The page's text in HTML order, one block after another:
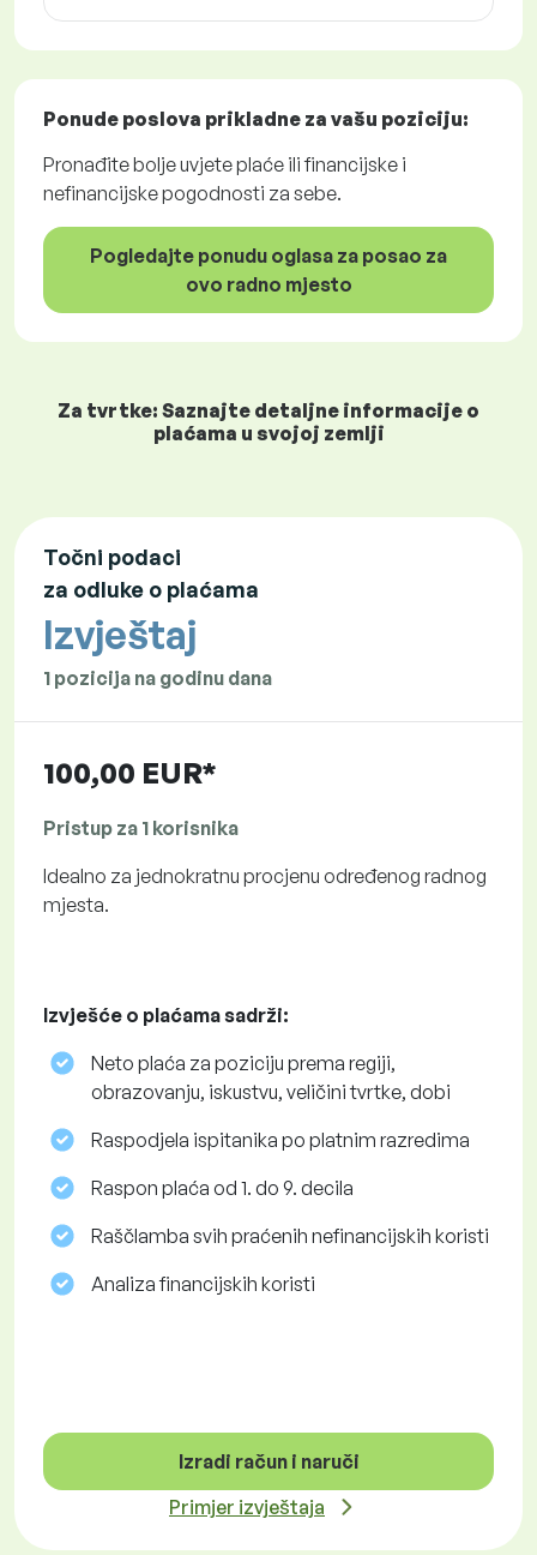
Ponude poslova prikladne za vašu poziciju:
Pronađite bolje uvjete plaće ili financijske i
nefinancijske pogodnosti za sebe.
Pogledajte ponudu oglasa za posao za
ovo radno mjesto
Za tvrtke: Saznajte detaljne informacije o
plaćama u svojoj zemlji
Točni podaci
za odluke o plaćama
Izvještaj
1 pozicija na godinu dana
100,00 EUR*
Pristup za 1 korisnika
Idealno za jednokratnu procjenu određenog radnog
mjesta.
Izvješće o plaćama sadrži:
Neto plaća za poziciju prema regiji,
obrazovanju, iskustvu, veličini tvrtke, dobi
Raspodjela ispitanika po platnim razredima
Raspon plaća od 1. do 9. decila
Raščlamba svih praćenih nefinancijskih koristi
Analiza financijskih koristi
Izradi račun i naruči
Primjer izvještaja